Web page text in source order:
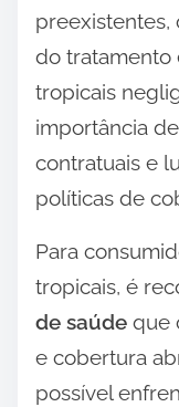
preexistentes,
do tratamento
tropicais
importância
contratuais e
políticas de
Para
tropicais, é
de saúde que
e cobertura
possível